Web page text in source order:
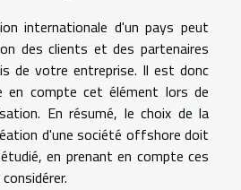
internationale d'un pays peut
des clients et des partenaires
de votre entreprise. Il est donc
en compte cet élément lors de
En résumé, le choix de la
d'une société offshore doit
en prenant en compte ces